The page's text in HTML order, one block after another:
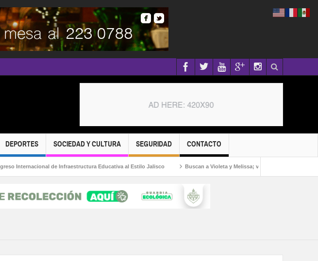
DEPORTES SOCIEDAD Y CULTURA SEGURIDAD CONTACTO
de Infraestructura Educativa al Estilo Jalisco Buscan a Violeta y Melissa; viajaron a Puerto Vallarta por